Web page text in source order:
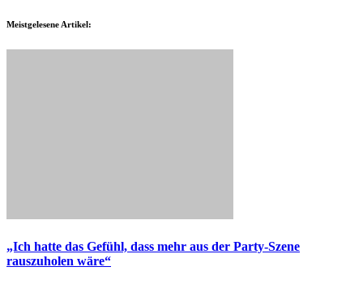
Meistgelesene Artikel:
„Ich hatte das Gefühl, dass mehr aus der Party-Szene
rauszuholen wäre“